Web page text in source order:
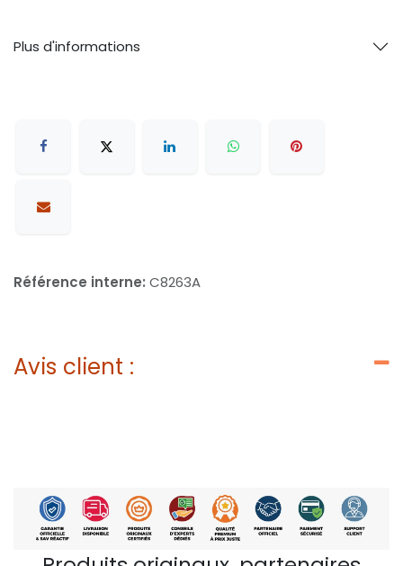
Plus d'informations
Référence interne: C8263A
Avis client :